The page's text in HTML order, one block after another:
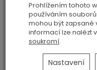
Ekologická kůže
ks
Prohlížením tohoto
používáním souborů
mohou být zapsané
informací lze nalézt v
soukromí.
Nastavení